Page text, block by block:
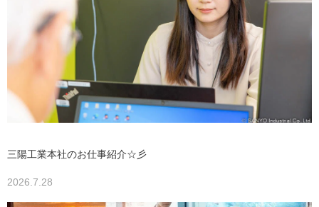
三陽工業本社のお仕事紹介☆彡
2026.7.28